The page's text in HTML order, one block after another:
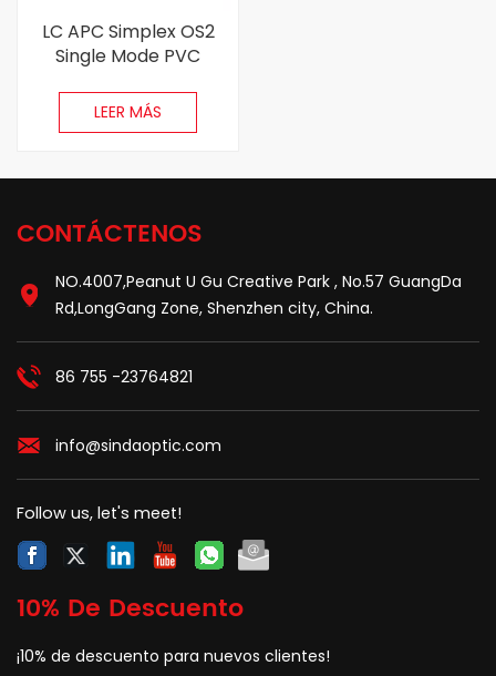
LC APC Simplex OS2
Single Mode PVC
Fiber Optic Pigtail
LEER MÁS
CONTÁCTENOS
NO.4007,Peanut U Gu Creative Park , No.57 GuangDa
Rd,LongGang Zone, Shenzhen city, China.
86 755 -23764821
info@sindaoptic.com
Follow us, let's meet!
10% De Descuento
¡10% de descuento para nuevos clientes!